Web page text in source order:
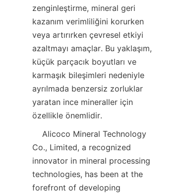
zenginleştirme, mineral geri
kazanım verimliliğini korurken
veya artırırken çevresel etkiyi
azaltmayı amaçlar. Bu yaklaşım,
küçük parçacık boyutları ve
karmaşık bileşimleri nedeniyle
ayrılmada benzersiz zorluklar
yaratan ince mineraller için
özellikle önemlidir.
Co., Limited, a recognized
innovator in mineral processing
technologies, has been at the
forefront of developing